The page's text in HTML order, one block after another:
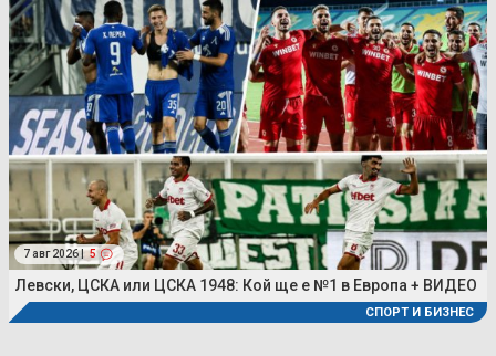
7 авг 2026 | 5
Левски, ЦСКА или ЦСКА 1948: Кой ще е №1 в Европа + ВИДЕО
СПОРТ И БИЗНЕС